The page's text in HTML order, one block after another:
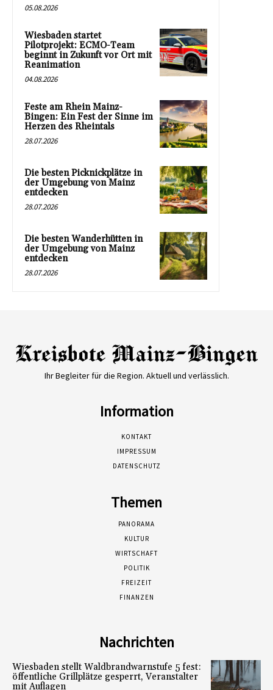
05.08.2026
Wiesbaden startet
Pilotprojekt: ECMO-Team
beginnt in Zukunft vor Ort mit
Reanimation
04.08.2026
Feste am Rhein Mainz-
Bingen: Ein Fest der Sinne im
Herzen des Rheintals
28.07.2026
Die besten Picknickplätze in
der Umgebung von Mainz
entdecken
28.07.2026
Die besten Wanderhütten in
der Umgebung von Mainz
entdecken
28.07.2026
Ihr Begleiter für die Region. Aktuell und verlässlich.
Information
KONTAKT
IMPRESSUM
DATENSCHUTZ
Themen
PANORAMA
KULTUR
WIRTSCHAFT
POLITIK
FREIZEIT
FINANZEN
Nachrichten
Wiesbaden stellt Waldbrandwarnstufe 5 fest:
öffentliche Grillplätze gesperrt, Veranstalter
mit Auflagen